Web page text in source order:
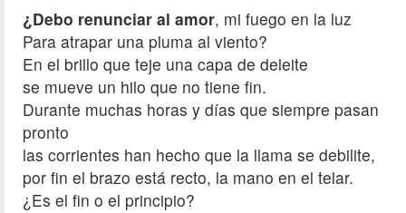
¿Debo renunciar al amor, mi fuego en la luz
Para atrapar una pluma al viento?
En el brillo que teje una capa de deleite
se mueve un hilo que no tiene fin.
Durante muchas horas y días que siempre pasan
pronto
las corrientes han hecho que la llama se debilite,
por fin el brazo está recto, la mano en el telar.
¿Es el fin o el principio?